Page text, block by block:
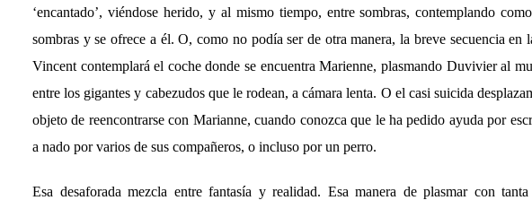
‘encantado’, viéndose herido, y al mismo tiempo, entre sombras, contemplando
sombras y se ofrece a él. O, como no podía ser de otra manera, la breve secuencia en
Vincent contemplará el coche donde se encuentra Marienne, plasmando Duvivier al
entre los gigantes y cabezudos que le rodean, a cámara lenta. O el casi suicida
objeto de reencontrarse con Marianne, cuando conozca que le ha pedido ayuda por
a nado por varios de sus compañeros, o incluso por un perro.
Esa desaforada mezcla entre fantasía y realidad. Esa manera de plasmar con